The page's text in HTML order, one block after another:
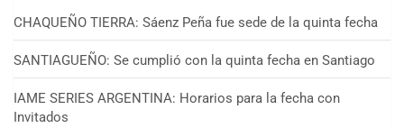
CHAQUEÑO TIERRA: Sáenz Peña fue sede de la quinta fecha
SANTIAGUEÑO: Se cumplió con la quinta fecha en Santiago
IAME SERIES ARGENTINA: Horarios para la fecha con
Invitados